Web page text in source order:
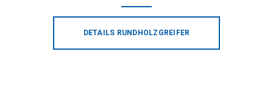
DETAILS RUNDHOLZGREIFER